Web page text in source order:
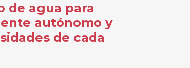
de agua para
autónomo y
de cada